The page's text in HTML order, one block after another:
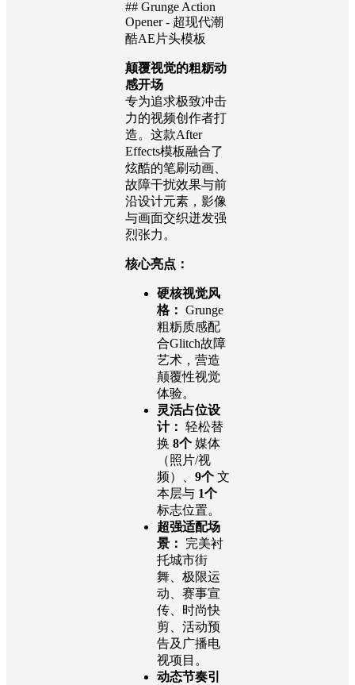
## Grunge Action
Opener - 超现代潮
酷AE片头模板
颠覆视觉的粗粝动
感开场
专为追求极致冲击
力的视频创作者打
造。这款After
Effects模板融合了
炫酷的笔刷动画、
故障干扰效果与前
沿设计元素，影像
与画面交织迸发强
烈张力。
核心亮点：
硬核视觉风
格： Grunge
粗粝质感配
合Glitch故障
艺术，营造
颠覆性视觉
体验。
灵活占位设
计： 轻松替
换 8个 媒体
（照片/视
频）、 9个 文
本层与 1个
标志位置。
超强适配场
景：
完美衬
托城市街
舞、极限运
动、赛事宣
传、时尚快
剪、活动预
告及广播电
视项目。
动态节奏引